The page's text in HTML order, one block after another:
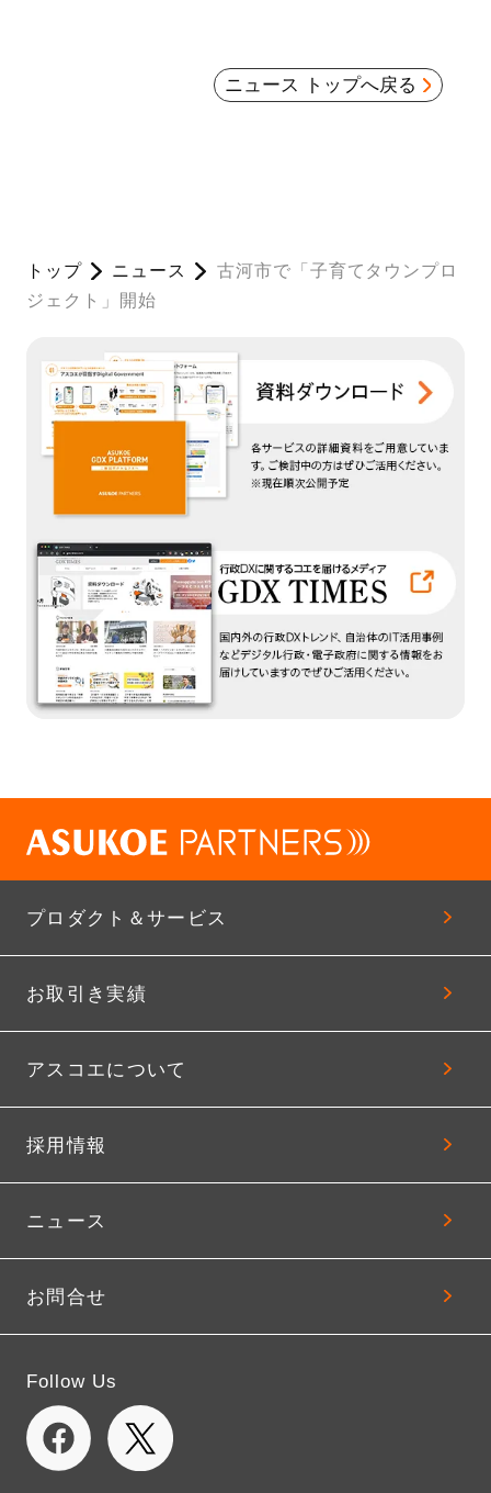
ニュース トップへ戻る
トップ ニュース
古河市で「子育てタウンプロ
ジェクト」開始
プロダクト＆サービス
お取引き実績
アスコエについて
採用情報
ニュース
お問合せ
Follow Us